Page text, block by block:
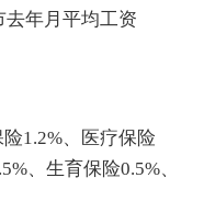
年月平均工资
1.2%、医疗保险
、生育保险0.5%、